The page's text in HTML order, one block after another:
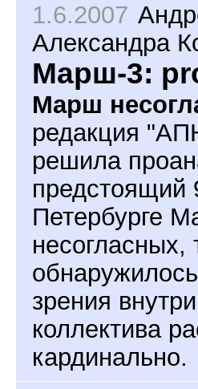
1.6.2007
Александра
Марш-3:
Марш
редакция
решила
предстоящий
Петербурге
несогласных,
зрения
коллектива
кардинально.